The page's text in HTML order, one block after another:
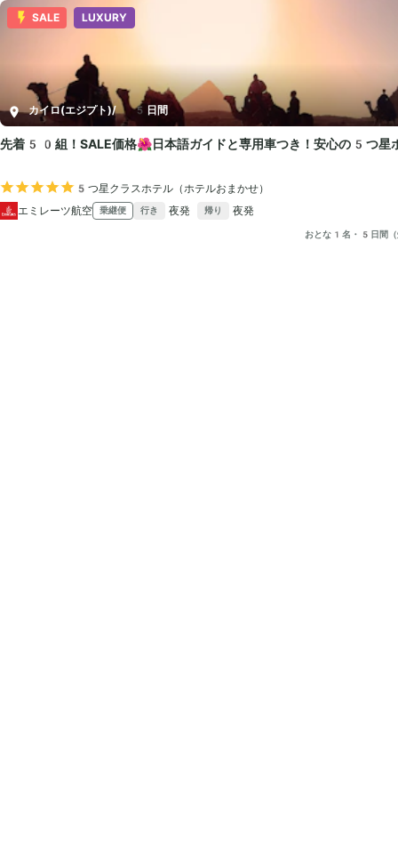
SALE LUXURY
カイロ(エジプト)/ 5日間
先着50組！SALE価格🌺日本語ガイドと専用車つき！安心の5つ星
5つ星クラスホテル（ホテルおまかせ）
エミレーツ航空
乗継便 行き 夜発 帰り 夜発
おとな1名・5日間（